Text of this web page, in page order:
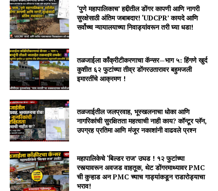
‘पुणे महापालिकाच’ हद्दीतील डोंगर कापणी आणि नागरी
सुरक्षेसाठी अंतिम जबाबदार! ‘UDCPR’ कायदे आणि
सर्वोच्च न्यायालयाच्या निवाड्यांवरून तरी घ्या धडा!
तळजाईला काँक्रीटीकरणाचा कॅन्सर—भाग ५: हिंगणे खुर्द
कुशीत ६२ फुटांच्या तीव्र डोंगरउतारावर बहुमजली
इमारतींचे आक्रमण !
तळजाईतील जलप्रवाह, भूस्खलनाचा धोका आणि
नागरिकांची सुरक्षितता महत्वाची नाही काय? कॉन्टूर प्लॅन,
उपग्रह प्रतिमा आणि मंजूर नकाशांनी वाढवले प्रश्न
महापालिकेचे ‘बिल्डर राज’ उघड ! १२ फुटांच्या
रस्त्यावरून अवजड वाहतूक, थेट डोंगरमाथ्यावर PMC
ची कुऱ्हाड अन PMC च्याच गाड्यांकडून राडारोड्याचा
भराव!